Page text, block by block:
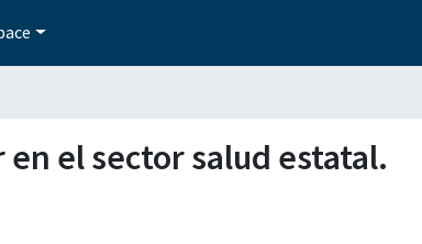
el sector salud estatal.